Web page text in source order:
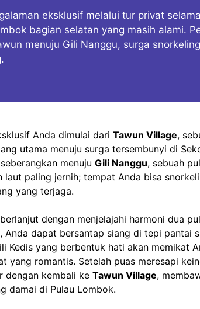
eksklusif melalui tur privat
bagian selatan yang masih alami.
menuju Gili Nanggu, surga
Anda dimulai dari Tawun Village,
utama menuju surga tersembunyi di
menuju Gili Nanggu, sebuah
laut paling jernih; tempat Anda bisa
yang terjaga.
dengan menjelajahi harmoni dua
Anda dapat bersantap siang di tepi pantai
Kedis yang berbentuk hati akan memikat
yang romantis. Setelah puas meresapi
dengan kembali ke Tawun Village,
damai di Pulau Lombok.